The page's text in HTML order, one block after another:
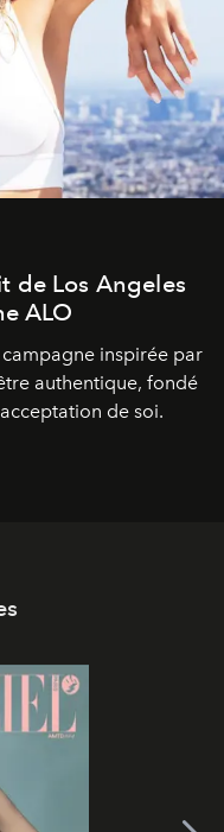
de Los Angeles
ALO
inspirée par
authentique, fondé
de soi.